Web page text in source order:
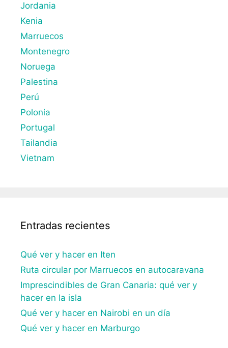
Jordania
Kenia
Marruecos
Montenegro
Noruega
Palestina
Perú
Polonia
Portugal
Tailandia
Vietnam
Entradas recientes
Qué ver y hacer en Iten
Ruta circular por Marruecos en autocaravana
Imprescindibles de Gran Canaria: qué ver y
hacer en la isla
Qué ver y hacer en Nairobi en un día
Qué ver y hacer en Marburgo